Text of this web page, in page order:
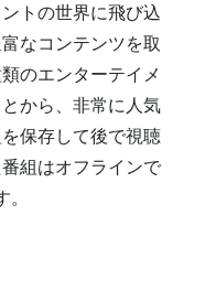
トの世界に飛び込
なコンテンツを取
のエンターテイメ
から、非常に人気
保存して後で視聴
組はオフラインで